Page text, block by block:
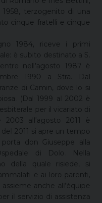
terzogenito di una
cinque fratelli e cinque
1984, riceve i primi
è subito destinato a S.
nell’agosto 1987 è
1990 a Stra. Dal
di Camin, dove lo si
(Dal 1999 al 2002 è
per il vicariato di
2003 all’agosto 2011 è
2011 si apre un tempo
don Giuseppe alla
di Dolo. Nella
della quale risiede, si
e ai loro parenti,
anche all’équipe
il servizio di assistenza